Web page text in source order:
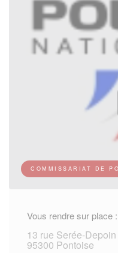
COMMISSARIAT DE
Vous rendre sur place :
13 rue Serée-Depoin
95300 Pontoise